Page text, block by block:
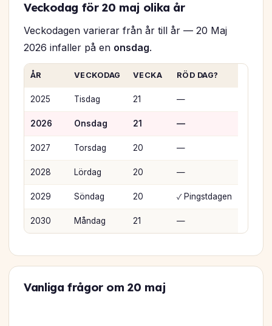
Veckodag för 20 maj olika år
Veckodagen varierar från år till år — 20 Maj
2026 infaller på en onsdag.
ÅR VECKODAG VECKA RÖD DAG?
2025 Tisdag 21 —
2026 Onsdag 21 —
2027 Torsdag 20 —
2028 Lördag 20 —
2029 Söndag 20 ✓ Pingstdagen
2030 Måndag 21 —
Vanliga frågor om 20 maj